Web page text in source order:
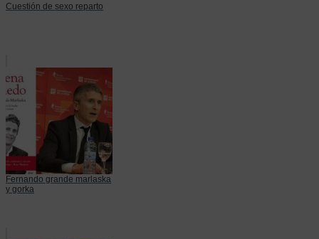
Cuestión de sexo reparto
Fernando grande marlaska
y gorka